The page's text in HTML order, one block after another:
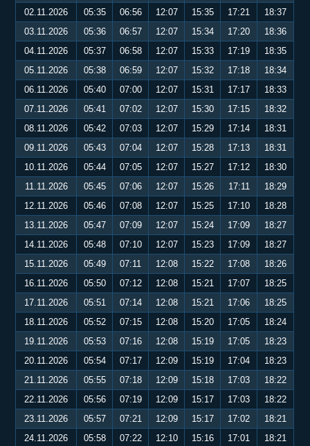
02.11.2026 05:35 06:56 12:07 15:35 17:21
18:37
03.11.2026
05:36 06:57 12:07 15:34 17:20
18:36
04.11.2026
05:37 06:58 12:07 15:33 17:19
18:35
05.11.2026
05:38 06:59 12:07 15:32 17:18
18:34
06.11.2026
05:40 07:00 12:07 15:31 17:17
18:33
07.11.2026
05:41 07:02 12:07 15:30 17:15
18:32
08.11.2026
05:42 07:03 12:07 15:29 17:14
18:31
09.11.2026
05:43 07:04 12:07 15:28 17:13
18:31
10.11.2026
05:44 07:05 12:07 15:27 17:12
18:30
11.11.2026
05:45 07:06 12:07 15:26 17:11
18:29
12.11.2026
05:46 07:08 12:07 15:25 17:10
18:28
13.11.2026
05:47 07:09 12:07 15:24 17:09
18:27
14.11.2026
05:48 07:10 12:07 15:23 17:09
18:27
15.11.2026
05:49 07:11 12:08 15:22 17:08
18:26
16.11.2026
05:50 07:12 12:08 15:21 17:07
18:25
17.11.2026
05:51 07:14 12:08 15:21 17:06
18:25
18.11.2026
05:52 07:15 12:08 15:20 17:05
18:24
19.11.2026
05:53 07:16 12:08 15:19 17:05
18:23
20.11.2026
05:54 07:17 12:09 15:19 17:04
18:23
21.11.2026
05:55 07:18 12:09 15:18 17:03
18:22
22.11.2026
05:56 07:19 12:09 15:17 17:03
18:22
23.11.2026
05:57 07:21 12:09 15:17 17:02
18:21
24.11.2026
05:58 07:22 12:10 15:16 17:01
18:21